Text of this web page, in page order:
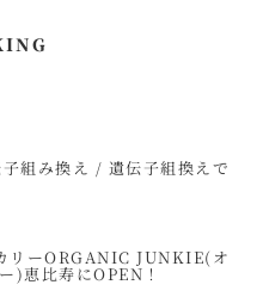
組み換え / 遺伝子組換えで
リーORGANIC JUNKIE(オ
)恵比寿にOPEN！